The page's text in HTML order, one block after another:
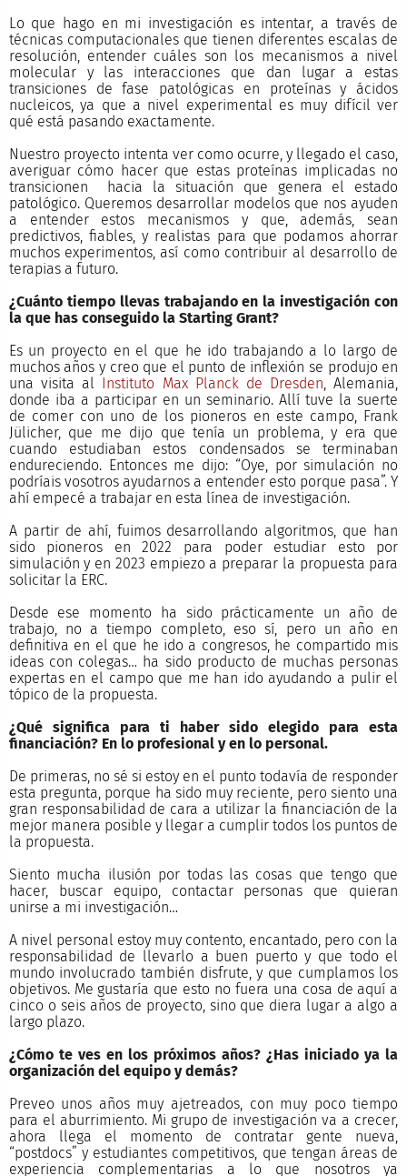
Lo que hago en mi investigación es intentar, a través de
técnicas computacionales que tienen diferentes escalas de
resolución, entender cuáles son los mecanismos a nivel
molecular y las interacciones que dan lugar a estas
transiciones de fase patológicas en proteínas y ácidos
nucleicos, ya que a nivel experimental es muy difícil ver
qué está pasando exactamente.
Nuestro proyecto intenta ver como ocurre, y llegado el caso,
averiguar cómo hacer que estas proteínas implicadas no
transicionen hacia la situación que genera el estado
patológico. Queremos desarrollar modelos que nos ayuden
a entender estos mecanismos y que, además, sean
predictivos, fiables, y realistas para que podamos ahorrar
muchos experimentos, así como contribuir al desarrollo de
terapias a futuro.
¿Cuánto tiempo llevas trabajando en la investigación con
la que has conseguido la Starting Grant?
Es un proyecto en el que he ido trabajando a lo largo de
muchos años y creo que el punto de inflexión se produjo en
una visita al Instituto Max Planck de Dresden, Alemania,
donde iba a participar en un seminario. Allí tuve la suerte
de comer con uno de los pioneros en este campo, Frank
Jülicher, que me dijo que tenía un problema, y era que
cuando estudiaban estos condensados se terminaban
endureciendo. Entonces me dijo: “Oye, por simulación no
podríais vosotros ayudarnos a entender esto porque pasa”. Y
ahí empecé a trabajar en esta línea de investigación.
A partir de ahí, fuimos desarrollando algoritmos, que han
sido pioneros en 2022 para poder estudiar esto por
simulación y en 2023 empiezo a preparar la propuesta para
solicitar la ERC.
Desde ese momento ha sido prácticamente un año de
trabajo, no a tiempo completo, eso sí, pero un año en
definitiva en el que he ido a congresos, he compartido mis
ideas con colegas… ha sido producto de muchas personas
expertas en el campo que me han ido ayudando a pulir el
tópico de la propuesta.
¿Qué significa para ti haber sido elegido para esta
financiación? En lo profesional y en lo personal.
De primeras, no sé si estoy en el punto todavía de responder
esta pregunta, porque ha sido muy reciente, pero siento una
gran responsabilidad de cara a utilizar la financiación de la
mejor manera posible y llegar a cumplir todos los puntos de
la propuesta.
Siento mucha ilusión por todas las cosas que tengo que
hacer, buscar equipo, contactar personas que quieran
unirse a mi investigación…
A nivel personal estoy muy contento, encantado, pero con la
responsabilidad de llevarlo a buen puerto y que todo el
mundo involucrado también disfrute, y que cumplamos los
objetivos. Me gustaría que esto no fuera una cosa de aquí a
cinco o seis años de proyecto, sino que diera lugar a algo a
largo plazo.
¿Cómo te ves en los próximos años? ¿Has iniciado ya la
organización del equipo y demás?
Preveo unos años muy ajetreados, con muy poco tiempo
para el aburrimiento. Mi grupo de investigación va a crecer,
ahora llega el momento de contratar gente nueva,
“postdocs” y estudiantes competitivos, que tengan áreas de
experiencia complementarias a lo que nosotros ya